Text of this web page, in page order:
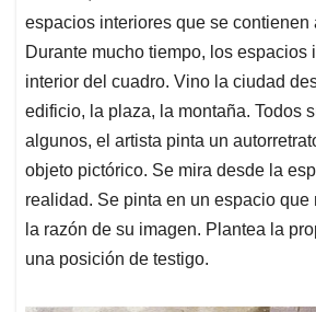
espacios interiores que se contienen
Durante mucho tiempo, los espacios
interior del cuadro. Vino la ciudad
edificio, la plaza, la montaña. Todos
algunos, el artista pinta un
objeto pictórico. Se mira desde la
realidad. Se pinta en un espacio que
la razón de su imagen. Plantea la
una posición de testigo.